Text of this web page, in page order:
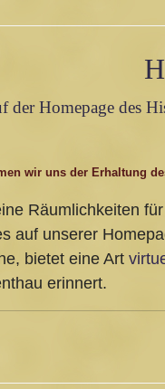
der Homepage des
wir uns der Erhaltung
Räumlichkeiten
auf unserer
bietet eine Art
erinnert.